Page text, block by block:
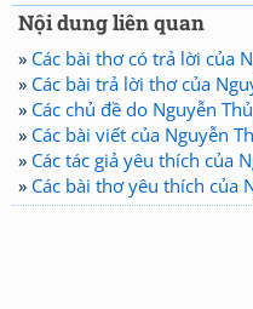
Nội dung liên quan
» Các bài thơ có trả lời của
» Các bài trả lời thơ của
» Các chủ đề do Nguyễn
» Các bài viết của Nguyễn
» Các tác giả yêu thích của
» Các bài thơ yêu thích của